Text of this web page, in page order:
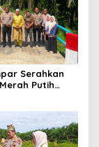
Serahkan
Putih